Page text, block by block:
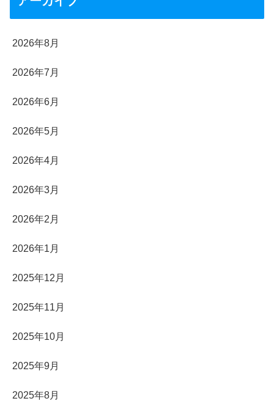
2026年8月
2026年7月
2026年6月
2026年5月
2026年4月
2026年3月
2026年2月
2026年1月
2025年12月
2025年11月
2025年10月
2025年9月
2025年8月